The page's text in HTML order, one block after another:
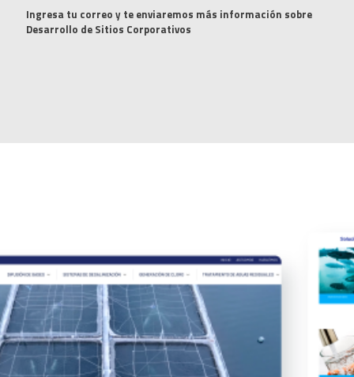
Ingresa tu correo y te enviaremos más información sobre
Desarrollo de Sitios Corporativos